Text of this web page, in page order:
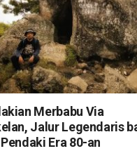
Merbabu Via
Jalur Legendaris
Era 80-an